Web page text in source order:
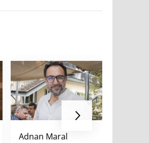
Adnan Maral